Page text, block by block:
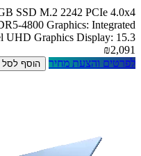
SSD M.2 2242 PCIe 4.0x4
4800 Graphics: Integrated
UHD Graphics Display: 15.3
₪2,091
לפרטים והצעת מחיר
הוסף לסל